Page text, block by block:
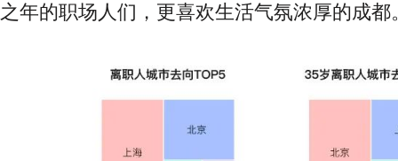
之年的职场人们，更喜欢生活气氛浓厚的成都